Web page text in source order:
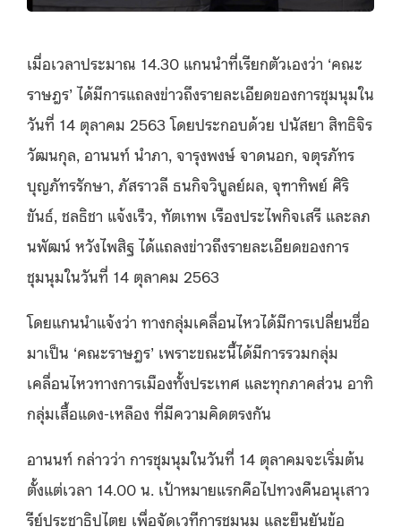
เมื่อเวลาประมาณ 14.30 แกนนำที่เรียกตัวเองว่า ‘คณะ
ราษฎร’ ได้มีการแถลงข่าวถึงรายละเอียดของการชุมนุมใน
วันที่ 14 ตุลาคม 2563 โดยประกอบด้วย ปนัสยา สิทธิจิร
วัฒนกุล, อานนท์ นำภา, จารุงพงษ์ จาดนอก, จตุรภัทร
บุญภัทรรักษา, ภัสราวลี ธนกิจวิบูลย์ผล, จุฑาทิพย์ ศิริ
ขันธ์, ชลธิชา แจ้งเร็ว, ทัตเทพ เรืองประไพกิจเสรี และลภ
นพัฒน์ หวังไพสิฐ ได้แถลงข่าวถึงรายละเอียดของการ
ชุมนุมในวันที่ 14 ตุลาคม 2563
โดยแกนนำแจ้งว่า ทางกลุ่มเคลื่อนไหวได้มีการเปลี่ยนชื่อ
มาเป็น ‘คณะราษฎร’ เพราะขณะนี้ได้มีการรวมกลุ่ม
เคลื่อนไหวทางการเมืองทั้งประเทศ และทุกภาคส่วน อาทิ
กลุ่มเสื้อแดง-เหลือง ที่มีความคิดตรงกัน
อานนท์ กล่าวว่า การชุมนุมในวันที่ 14 ตุลาคมจะเริ่มต้น
ตั้งแต่เวลา 14.00 น. เป้าหมายแรกคือไปทวงคืนอนุเสาว
รีย์ประชาธิปไตย เพื่อจัดเวทีการชุมนุม และยืนยันข้อ